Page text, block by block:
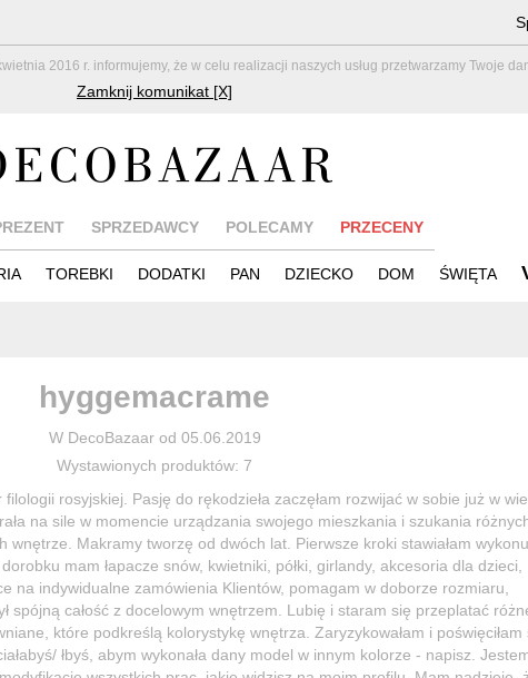
2016 r. informujemy, że w celu realizacji naszych usług przetwarzamy Twoje
Zamknij komunikat [X]
SPRZEDAWCY POLECAMY PRZECENY
TOREBKI DODATKI PAN DZIECKO DOM ŚWIĘTA
hyggemacrame
W DecoBazaar od 05.06.2019
Wystawionych produktów: 7
rosyjskiej. Pasję do rękodzieła zaczęłam rozwijać w sobie już w
na sile w momencie urządzania swojego mieszkania i szukania
wnętrze. Makramy tworzę od dwóch lat. Pierwsze kroki stawiałam
mam łapacze snów, kwietniki, półki, girlandy, akcesoria dla dzieci,
na indywidualne zamówienia Klientów, pomagam w doborze rozmiaru,
spójną całość z docelowym wnętrzem. Lubię i staram się przeplatać
które podkreślą kolorystykę wnętrza. Zaryzykowałam i poświęciłam
łbyś, abym wykonała dany model w innym kolorze - napisz.